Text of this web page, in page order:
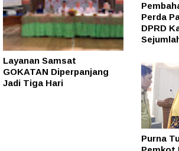
Layanan Samsat
GOKATAN Diperpanjang
Jadi Tiga Hari
Perda
DPRD
Purna